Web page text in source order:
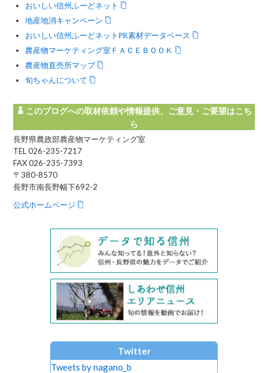
おいしい信州ふーどネット
地産地消キャンペーン
おいしい信州ふーどネットPR素材データベース
農産物マーケティング室ＦＡＣＥＢＯＯＫ
農産物直売所マップ
旬ちゃんについて
このブログへの取材依頼や情報提供、ご意見・ご要望はこち
ら
長野県農政部農産物マーケティング室
TEL 026-235-7217
FAX 026-235-7393
〒380-8570
長野市南長野幅下692-2
公式ホームページ
Twitter
Tweets by nagano_b